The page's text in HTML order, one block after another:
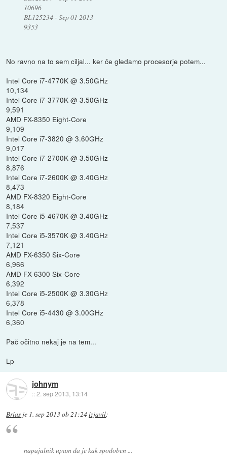
10696
BL125234 - Sep 01 2013
9353
No ravno na to sem ciljal... ker če gledamo procesorje potem...
Intel Core i7-4770K @ 3.50GHz
10,134
Intel Core i7-3770K @ 3.50GHz
9,591
AMD FX-8350 Eight-Core
9,109
Intel Core i7-3820 @ 3.60GHz
9,017
Intel Core i7-2700K @ 3.50GHz
8,876
Intel Core i7-2600K @ 3.40GHz
8,473
AMD FX-8320 Eight-Core
8,184
Intel Core i5-4670K @ 3.40GHz
7,537
Intel Core i5-3570K @ 3.40GHz
7,121
AMD FX-6350 Six-Core
6,966
AMD FX-6300 Six-Core
6,392
Intel Core i5-2500K @ 3.30GHz
6,378
Intel Core i5-4430 @ 3.00GHz
6,360
Pač očitno nekaj je na tem...
Lp
johnym
::2. sep 2013, 13:14
Brias je 1. sep 2013 ob 21:24izjavil:
napajalnik upam da je kak spodoben ...